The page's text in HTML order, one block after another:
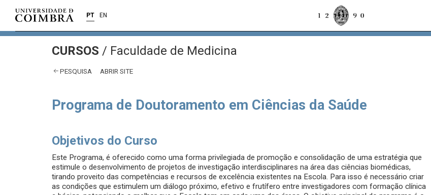
PT EN
CURSOS / Faculdade de Medicina
PESQUISA ABRIR SITE
Programa de Doutoramento em Ciências da Saúde
Objetivos do Curso
Este Programa, é oferecido como uma forma privilegiada de promoção e consolidação de uma estratégia que
estimule o desenvolvimento de projetos de investigação interdisciplinares na área das ciências biomédicas,
tirando proveito das competências e recursos de excelência existentes na Escola. Para isso é necessário criar
as condições que estimulem um diálogo próximo, efetivo e frutífero entre investigadores com formação clínica